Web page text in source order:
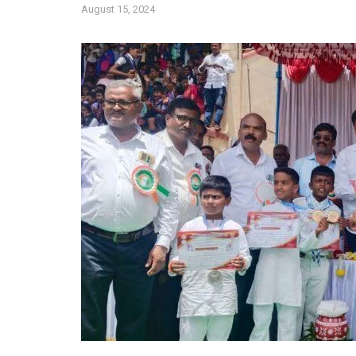
August 15, 2024